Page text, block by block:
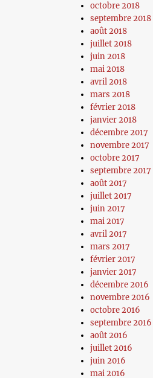
octobre 2018
septembre 2018
août 2018
juillet 2018
juin 2018
mai 2018
avril 2018
mars 2018
février 2018
janvier 2018
décembre 2017
novembre 2017
octobre 2017
septembre 2017
août 2017
juillet 2017
juin 2017
mai 2017
avril 2017
mars 2017
février 2017
janvier 2017
décembre 2016
novembre 2016
octobre 2016
septembre 2016
août 2016
juillet 2016
juin 2016
mai 2016